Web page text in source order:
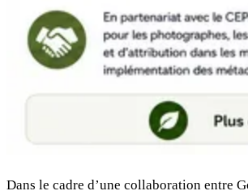
Dans le cadre d’une collaboration entre